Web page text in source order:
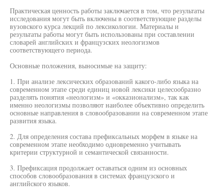
Практическая ценность работы заключается в том, что результаты
исследования могут быть включены в соответствующие разделы
вузовского курса лекций по лексикологии. Материалы и
результаты работы могут быть использованы при составлении
словарей английских и французских неологизмов
соответствующего периода.
Основные положения, выносимые на защиту:
1. При анализе лексических образований какого-либо языка на
современном этапе среди единиц новой лексики целесообразно
разделять понятия «неологизм» и «окказионализм», так как
именно неологизмы позволяют наиболее объективно определить
основные направления в словообразовании на современном этапе
развития языка.
2. Для определения состава префиксальных морфем в языке на
современном этапе необходимо одновременно учитывать
критерии структурной и семантической связанности.
3. Префиксация продолжает оставаться одним из основных
способов словообразования в системах французского и
английского языков.